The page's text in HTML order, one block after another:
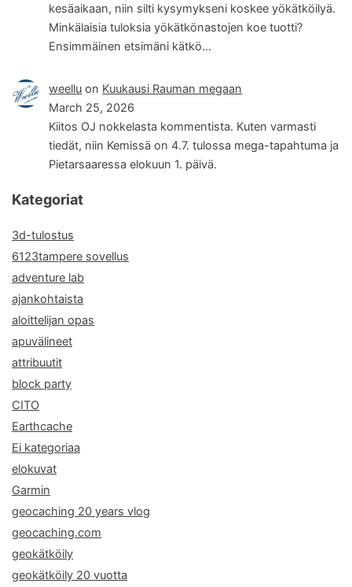
kesäaikaan, niin silti kysymykseni koskee yökätköilyä.
Minkälaisia tuloksia yökätkönastojen koe tuotti?
Ensimmäinen etsimäni kätkö…
weellu on Kuukausi Rauman megaan
March 25, 2026
Kiitos OJ nokkelasta kommentista. Kuten varmasti
tiedät, niin Kemissä on 4.7. tulossa mega-tapahtuma ja
Pietarsaaressa elokuun 1. päivä.
Kategoriat
3d-tulostus
6123tampere sovellus
adventure lab
ajankohtaista
aloittelijan opas
apuvälineet
attribuutit
block party
CITO
Earthcache
Ei kategoriaa
elokuvat
Garmin
geocaching 20 years vlog
geocaching.com
geokätköily
geokätköily 20 vuotta